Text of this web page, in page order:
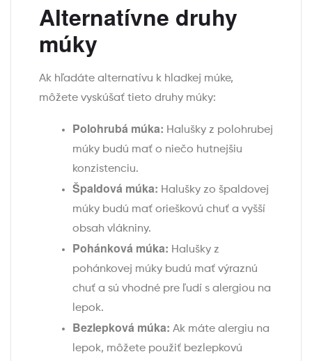
Alternatívne druhy
múky
Ak hľadáte alternatívu k hladkej múke,
môžete vyskúšať tieto druhy múky:
Polohrubá múka: Halušky z polohrubej
múky budú mať o niečo hutnejšiu
konzistenciu.
Špaldová múka: Halušky zo špaldovej
múky budú mať orieškovú chuť a vyšší
obsah vlákniny.
Pohánková múka: Halušky z
pohánkovej múky budú mať výraznú
chuť a sú vhodné pre ľudí s alergiou na
lepok.
Bezlepková múka: Ak máte alergiu na
lepok, môžete použiť bezlepkovú